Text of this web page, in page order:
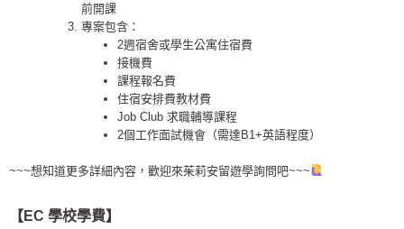
前開課
專案包含：
2週宿舍或學生公寓住宿費
接機費
課程報名費
住宿安排費教材費
Job Club 求職輔導課程
2個工作面試機會（需達B1+英語程度）
~~~想知道更多詳細內容，歡迎來茱莉安留遊學詢問吧~~~
【EC 學校學費】